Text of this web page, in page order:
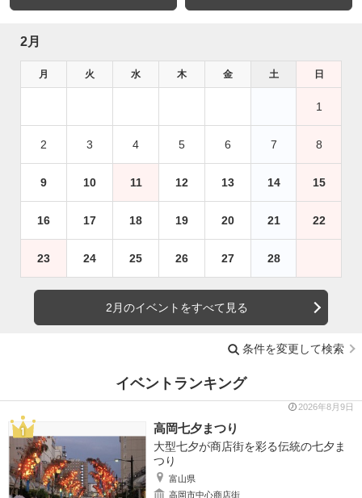
2月
月 火 水 木 金 土 日
1
2 3 4 5 6 7 8
9 10 11 12 13 14 15
16 17 18 19 20 21 22
23 24 25 26 27 28
2月のイベントをすべて見る
条件を変更して検索
イベントランキング
2026年8月9日
高岡七夕まつり
大型七夕が商店街を彩る伝統の七夕ま
つり
富山県
高岡市中心商店街